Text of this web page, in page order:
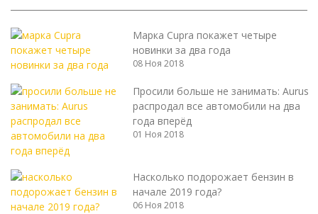
Марка Cupra покажет четыре
новинки за два года
08 Ноя 2018
Просили больше не занимать: Aurus
распродал все автомобили на два
года вперёд
01 Ноя 2018
Насколько подорожает бензин в
начале 2019 года?
06 Ноя 2018